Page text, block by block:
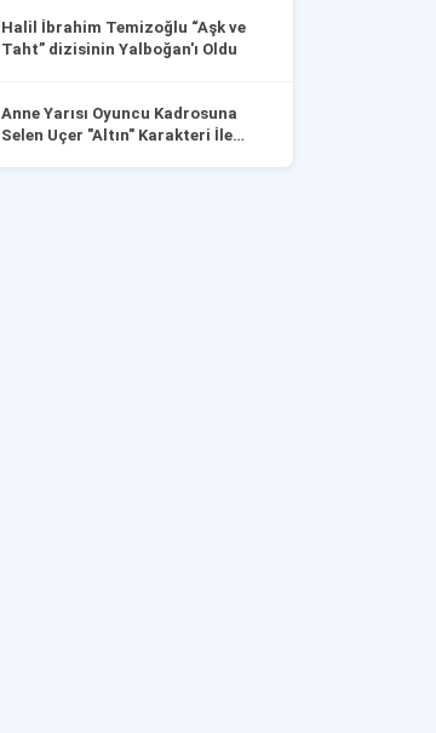
Halil İbrahim Temizoğlu “Aşk ve
Taht” dizisinin Yalboğan'ı Oldu
Anne Yarısı Oyuncu Kadrosuna
Selen Uçer "Altın" Karakteri İle